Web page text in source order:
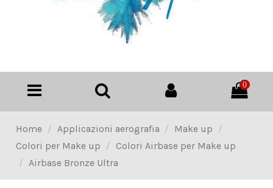
0
Home Applicazioni aerografia
Make up
Colori per Make up
Colori Airbase per Make up
Airbase Bronze Ultra